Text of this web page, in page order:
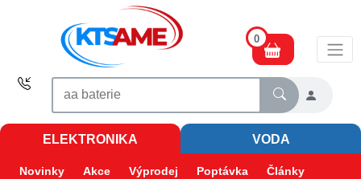
0
ELEKTRONIKA VODA
Novinky Akce Výprodej Poptávka Články